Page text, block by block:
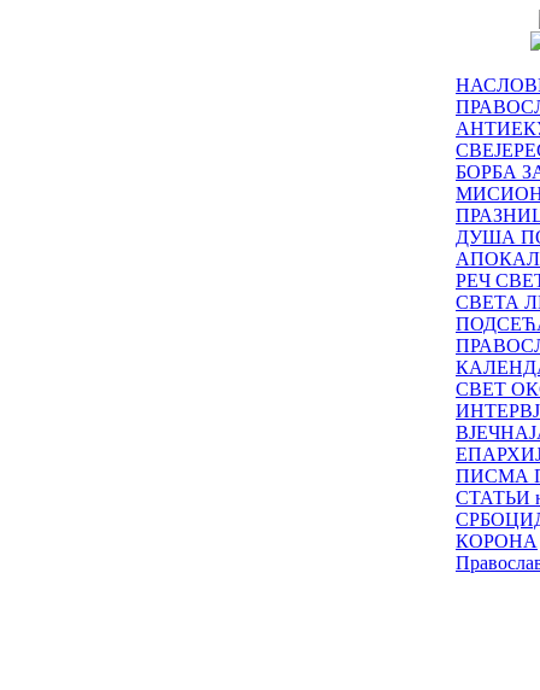
БОРБА
ДУША
РЕЧ
СВЕТА
СВЕТ
ПИСМА
СТАТЬИ
КОРОНА